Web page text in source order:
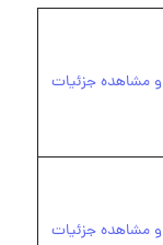
و مشاهده جزئیات
و مشاهده جزئیات